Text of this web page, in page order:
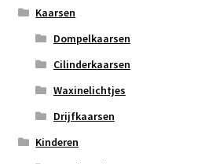
Kaarsen
Dompelkaarsen
Cilinderkaarsen
Waxinelichtjes
Drijfkaarsen
Kinderen